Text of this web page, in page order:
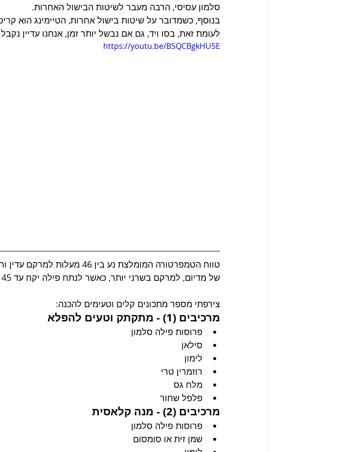
סלמון עסיסי, הרבה מעבר לשיטות הבישול האחרות.
בנוסף, כשמדובר על שיטות בישול אחרות, הטיימינג הוא
לעומת זאת, בסו ויד, גם אם נבשל יותר זמן, אנחנו עדיין
https://youtu.be/BSQCBgkHU5E
של מדיום, למרקם בשרני יותר, כאשר לנתח פילה יקח עד 45 דקות להתבשל בסו ויד.
צירפתי מספר מתכונים קלים וטעימים להכנה:
מרכיבים (1) - מתקתק וטעים להפלא
פרוסות פילה סלמון
סילאן
לימון
רוזמרין טרי
מלח גס
פלפל שחור
מרכיבים (2) - מנה קלאסית
פרוסות פילה סלמון
שמן זית או סומסום